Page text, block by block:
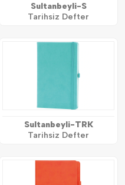
Sultanbeyli-S
Tarihsiz Defter
Sultanbeyli-TRK
Tarihsiz Defter